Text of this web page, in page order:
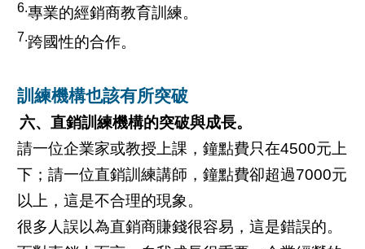
6.專業的經銷商教育訓練。
7.跨國性的合作。
訓練機構也該有所突破
六、直銷訓練機構的突破與成長。
請一位企業家或教授上課，鐘點費只在4500元上
下；請一位直銷訓練講師，鐘點費卻超過7000元
以上，這是不合理的現象。
很多人誤以為直銷商賺錢很容易，這是錯誤的。